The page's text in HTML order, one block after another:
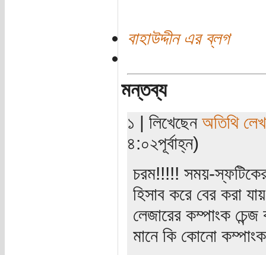
বাহাউদ্দীন এর ব্লগ
মন্তব্য
১ | লিখেছেন অতিথি
৪:০২পূর্বাহ্ন)
চরম!!!!! সময়-স্ফটিকের
হিসাব করে বের করা
লেজারের কম্পাংক
মানে কি কোনো